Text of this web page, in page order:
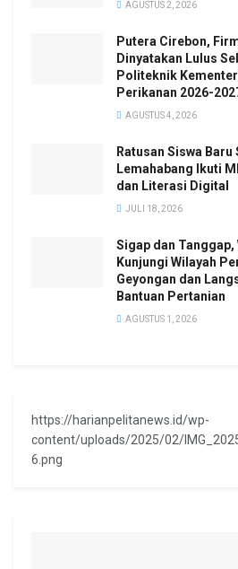
AGUSTUS 2, 2026
Putera Cirebon,
Dinyatakan Lulus
Politeknik
Perikanan 2026-
AGUSTUS 4, 2026
Ratusan Siswa Baru
Lemahabang Ikuti
dan Literasi Digital
JULI 18, 2026
Sigap dan
Kunjungi Wilayah
Geyongan dan
Bantuan Pertanian
AGUSTUS 1, 2026
https://harianpelitanews.id/wp-
content/uploads/2025/02/
6.png